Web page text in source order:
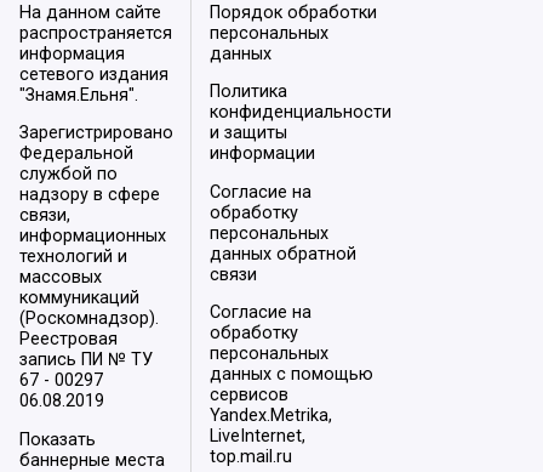
На данном сайте
распространяется
информация
сетевого издания
"Знамя.Ельня".
Зарегистрировано
Федеральной
службой по
надзору в сфере
связи,
информационных
технологий и
массовых
коммуникаций
(Роскомнадзор).
Реестровая
запись ПИ № ТУ
67 - 00297
06.08.2019
Показать
баннерные места
Порядок обработки
персональных
данных
Политика
конфиденциальности
и защиты
информации
Согласие на
обработку
персональных
данных обратной
связи
Согласие на
обработку
персональных
данных с помощью
сервисов
Yandex.Metrika,
LiveInternet,
top.mail.ru